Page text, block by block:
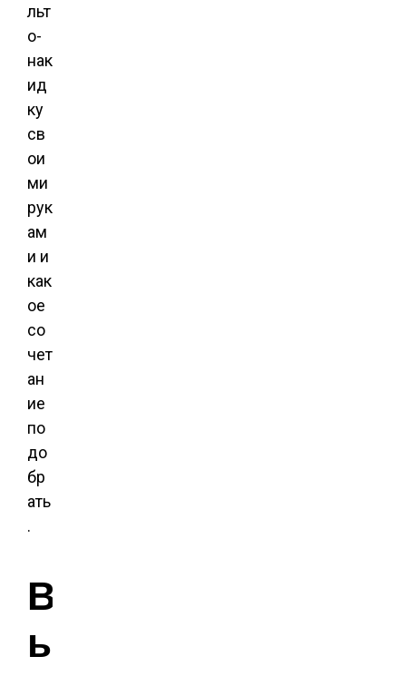
льт
о-
нак
ид
ку
св
ои
ми
рук
ам
и и
как
ое
со
чет
ан
ие
по
до
бр
ать
.
В
ы